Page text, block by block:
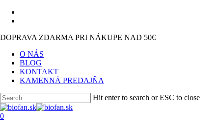
Skip
content
DOPRAVA ZDARMA PRI NÁKUPE NAD 50€
O NÁS
BLOG
KONTAKT
KAMENNÁ PREDAJŇA
Hit enter to search or ESC to close
Close
Search
search
0